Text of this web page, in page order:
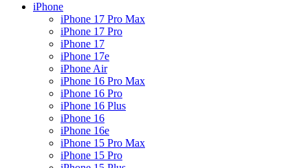
iPhone
iPhone 17 Pro Max
iPhone 17 Pro
iPhone 17
iPhone 17e
iPhone Air
iPhone 16 Pro Max
iPhone 16 Pro
iPhone 16 Plus
iPhone 16
iPhone 16e
iPhone 15 Pro Max
iPhone 15 Pro